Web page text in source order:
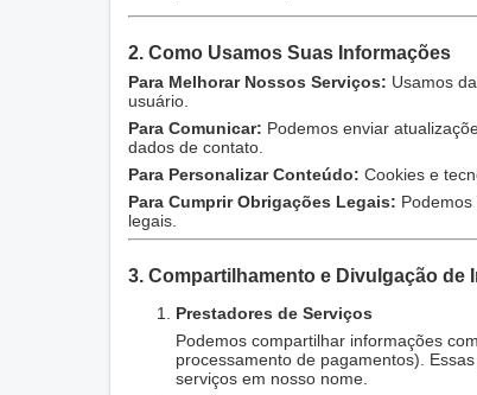
2. Como Usamos Suas Informações
Para Melhorar Nossos Serviços: Usamos
usuário.
Para Comunicar: Podemos enviar
dados de contato.
Para Personalizar Conteúdo: Cookies e
Para Cumprir Obrigações Legais:
legais.
3. Compartilhamento e Divulgação de
Prestadores de Serviços
Podemos compartilhar informações
processamento de pagamentos).
serviços em nosso nome.